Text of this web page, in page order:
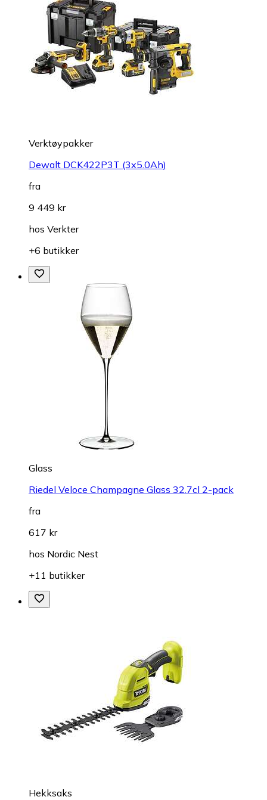
Verktøypakker
Dewalt DCK422P3T (3x5.0Ah)
fra
9 449 kr
hos Verkter
+6 butikker
Glass
Riedel Veloce Champagne Glass 32.7cl 2-pack
fra
617 kr
hos Nordic Nest
+11 butikker
Hekksaks